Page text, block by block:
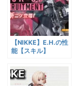
【NIKKE】E.H.の性
能【スキル】